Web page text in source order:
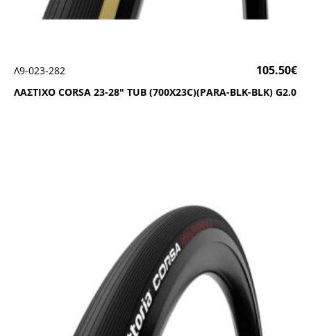
ΛΑΣΤΙΧΟ CΟRSΑ 23-28″ ΤUΒ (700Χ23C)(ΡΑRΑ-ΒLΚ-ΒLΚ) G2.0
Λ9-023-282 105.50€